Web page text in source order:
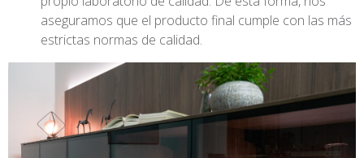
aseguramos que el producto final cumple con las más
estrictas normas de calidad.